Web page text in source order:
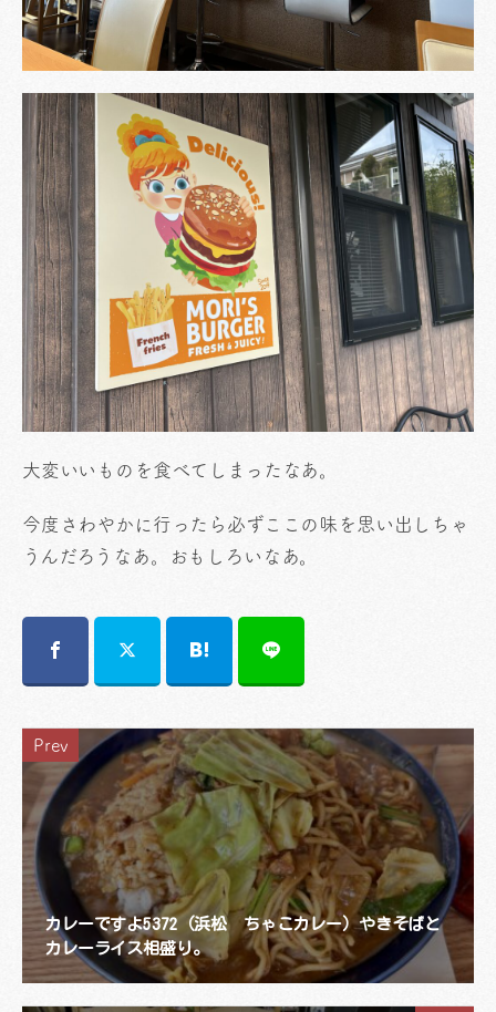
大変いいものを食べてしまったなあ。
今度さわやかに行ったら必ずここの味を思い出しちゃ
うんだろうなあ。おもしろいなあ。
Prev
カレーですよ5372（浜松 ちゃこカレー）やきそばと
カレーライス相盛り。